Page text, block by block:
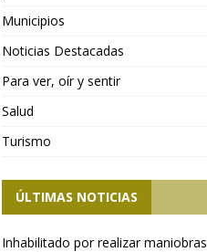
Municipios
Noticias Destacadas
Para ver, oír y sentir
Salud
Turismo
ÚLTIMAS NOTICIAS
Inhabilitado por realizar maniobras